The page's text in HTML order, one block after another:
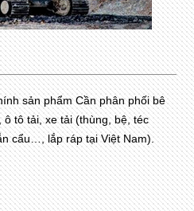
sản phẩm Cần phân phối bê
tô tải, xe tải (thùng, bệ, téc
cẩu…, lắp ráp tại Việt Nam).